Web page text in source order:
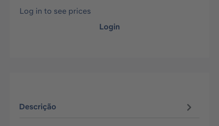
Log in to see prices
Login
Descrição